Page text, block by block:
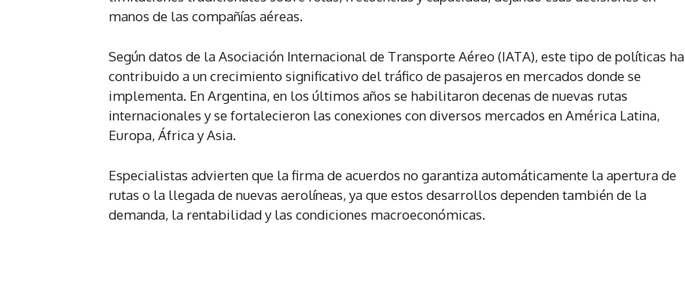
manos de las compañías aéreas.
Según datos de la Asociación Internacional de Transporte Aéreo (IATA), este tipo de políticas ha
contribuido a un crecimiento significativo del tráfico de pasajeros en mercados donde se
implementa. En Argentina, en los últimos años se habilitaron decenas de nuevas rutas
internacionales y se fortalecieron las conexiones con diversos mercados en América Latina,
Europa, África y Asia.
Especialistas advierten que la firma de acuerdos no garantiza automáticamente la apertura de
rutas o la llegada de nuevas aerolíneas, ya que estos desarrollos dependen también de la
demanda, la rentabilidad y las condiciones macroeconómicas.